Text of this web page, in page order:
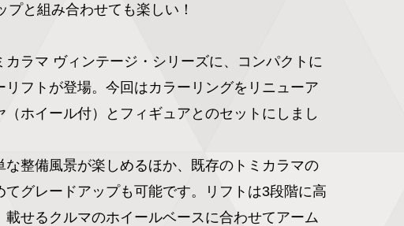
プと組み合わせても楽しい！
カラマ ヴィンテージ・シリーズに、コンパクトに
リフトが登場。今回はカラーリングをリニューア
（ホイール付）とフィギュアとのセットにしまし
な整備風景が楽しめるほか、既存のトミカラマの
てグレードアップも可能です。リフトは3段階に高
載せるクルマのホイールベースに合わせてアーム